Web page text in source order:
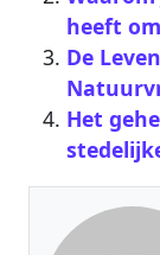
heeft
De
Het